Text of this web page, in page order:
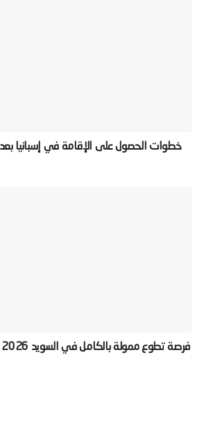
‫خطوات الحصول على الإقامة في إسبانيا بعد سنتين بعقد عمل 2026‬